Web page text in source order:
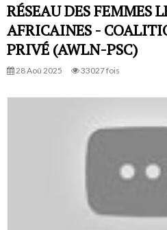
RÉSEAU DES FEMMES
AFRICAINES -
PRIVÉ (AWLN-PSC)
28 Aoû 2025 33027 fois